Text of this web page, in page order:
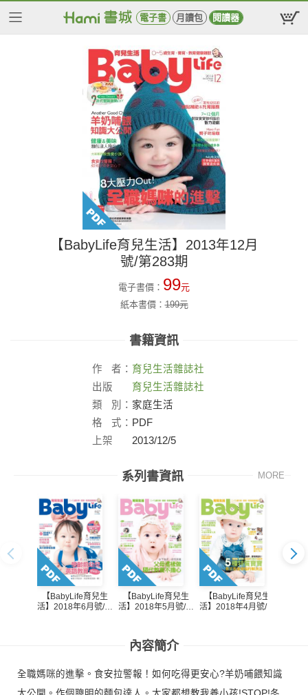
電子書 月讀包 閱讀器
【BabyLife育兒生活】2013年12月
號/第283期
電子書價： 99元
紙本書價：199元
書籍資訊
作 者： 育兒生活雜誌社
出版
社：
育兒生活雜誌社
類
別： 家庭生活
格
式： PDF
上架
2013/12/5
系列書資訊 MORE
【BabyLife育兒生
活】2018年6月號/第
【BabyLife育兒生
活】2018年5月號/第
【BabyLife育兒生
活】2018年4月號/第
內容簡介
全職媽咪的進擊。食安拉警報！如何吃得更安心?羊奶哺餵知識